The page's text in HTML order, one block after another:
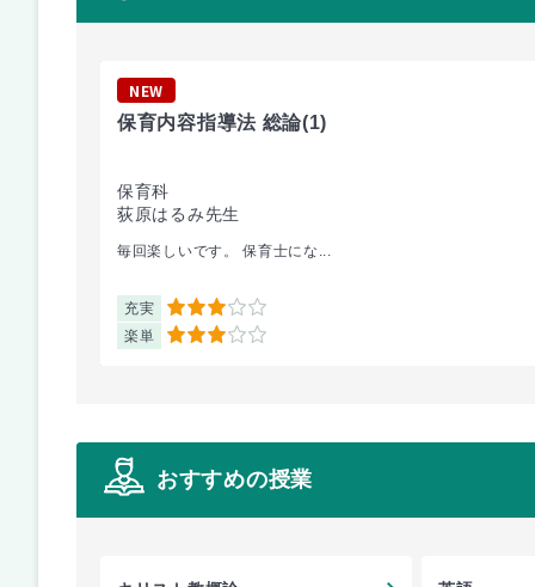
NEW
保育内容指導法 総論(1)
保育科
荻原はるみ先生
毎回楽しいです。 保育士にな...
充実 3
楽単 3
おすすめの授業